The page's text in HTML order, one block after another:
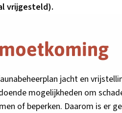
vrijgesteld).
jacht en
mogelijkheden om
of beperken. Daarom is er